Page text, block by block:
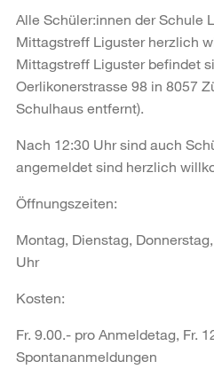
Alle Schüler:innen der Schule
Mittagstreff Liguster herzlich
Mittagstreff Liguster befindet
Oerlikonerstrasse 98 in 8057
Schulhaus entfernt).
Nach 12:30 Uhr sind auch
angemeldet sind herzlich
Öffnungszeiten:
Montag, Dienstag,
Uhr
Kosten:
Fr. 9.00.- pro Anmeldetag, Fr.
Spontananmeldungen